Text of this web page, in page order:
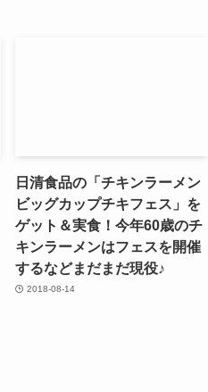
日清食品の「チキンラーメン
ビッグカップチキフェス」を
ゲット＆実食！今年60歳のチ
キンラーメンはフェスを開催
するなどまだまだ現役♪
2018-08-14